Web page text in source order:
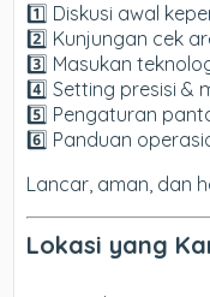
1️⃣ Diskusi awal
2️⃣ Kunjungan cek
3️⃣ Masukan
4️⃣ Setting presisi &
5️⃣ Pengaturan
6️⃣ Panduan
Lancar, aman, dan
Lokasi yang